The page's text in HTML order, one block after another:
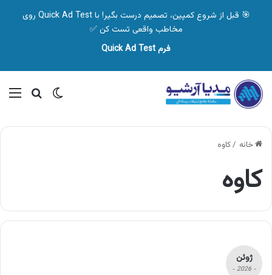
🎯 قبل از شروع کمپین، تصمیم درست بگیر! با Quick Ad Test روی
مخاطب واقعی تست کن ✅
فرم Quick Ad Test
تغییر پوسته
خانه /کاوه
کاوه
ژوئن
- 2026 -